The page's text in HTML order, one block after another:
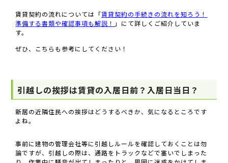
賃貸契約の流れについては「賃貸契約の手続きの流れを知ろう！
準備する書類や確認事項も解説！ 」にて詳しくご紹介していま
す。
ぜひ、こちらも参考にしてください！
引越しの挨拶は賃貸の入居日前？入居日当日？
新居の近隣住民への挨拶はどうするべきか、気になるところです
よね。
事前に建物の管理会社等に引越しルールを確認しておくことは勿
論ですが、引越しの際は、通路をトラックなどで塞いでしまった